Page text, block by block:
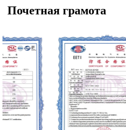
Почетная грамота